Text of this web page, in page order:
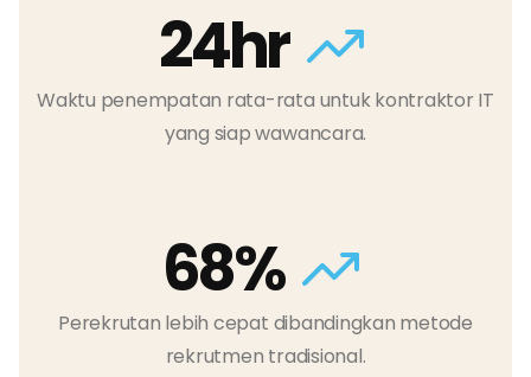
24hr
Waktu penempatan rata-rata untuk kontraktor IT
yang siap wawancara.
68%
Perekrutan lebih cepat dibandingkan metode
rekrutmen tradisional.